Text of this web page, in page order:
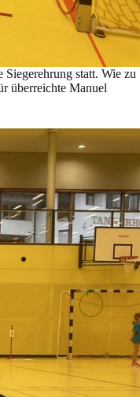
statt. Wie zu
überreichte Manuel